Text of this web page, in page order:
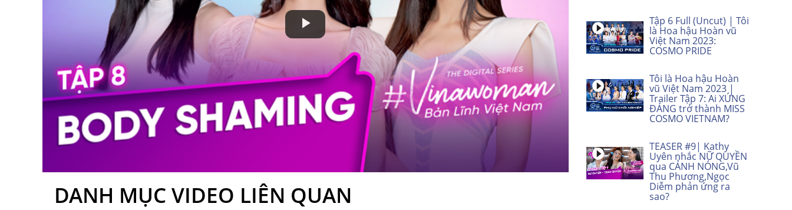
Play
Video
DANH MỤC VIDEO LIÊN QUAN
Tập 6 Full (Uncut) | Tôi
là Hoa hậu Hoàn vũ
Việt Nam 2023:
COSMO PRIDE
Tôi là Hoa hậu Hoàn
vũ Việt Nam 2023 |
Trailer Tập 7: Ai XỨNG
ĐÁNG trở thành MISS
COSMO VIETNAM?
TEASER #9| Kathy
Uyên nhắc NỮ QUYỀN
qua CẢNH NÓNG,Vũ
Thu Phương,Ngọc
Diễm phản ứng ra
sao?